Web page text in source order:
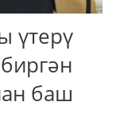
үтерү
баш